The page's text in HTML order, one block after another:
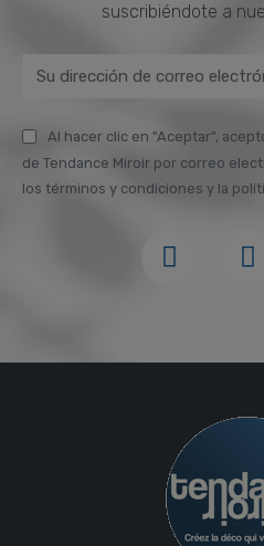
suscribiéndote a
Al hacer clic en "Aceptar",
de Tendance Miroir por correo
los términos y condiciones y la